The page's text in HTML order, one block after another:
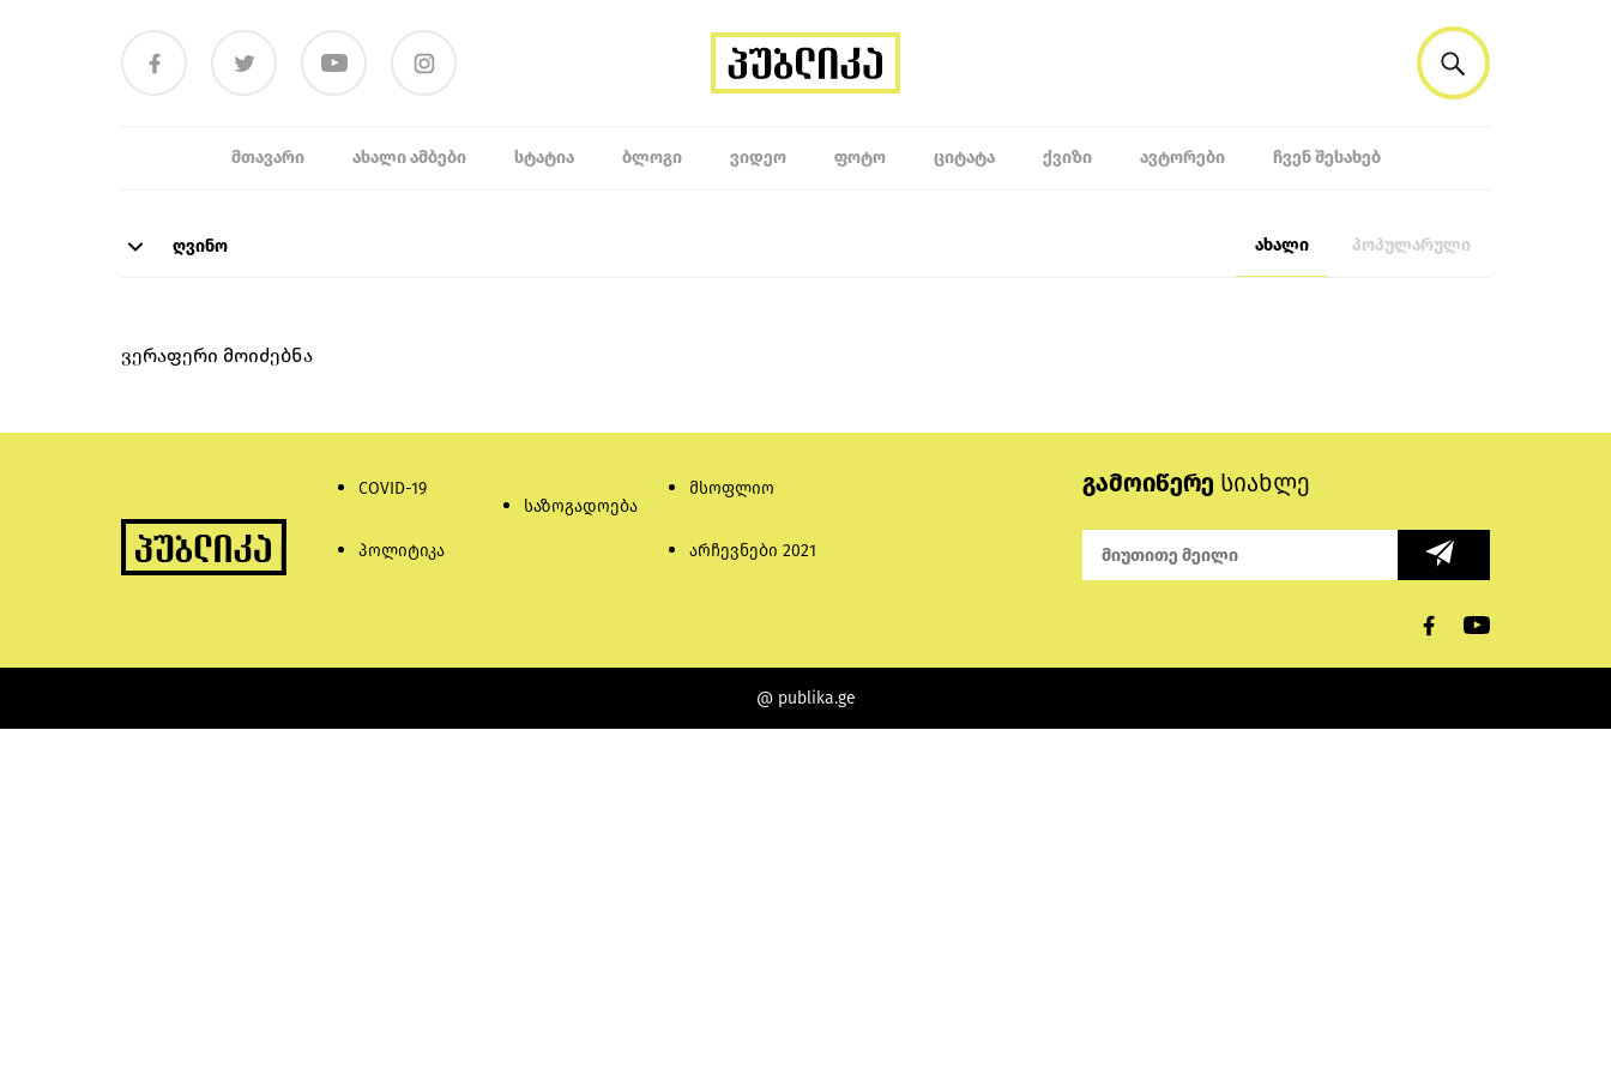
ᲛᲗᲐᲕᲐᲠᲘ ᲐᲮᲐᲚᲘ ᲐᲛᲑᲔᲑᲘ ᲡᲢᲐᲢᲘᲐ ᲑᲚᲝᲒᲘ ᲕᲘᲓᲔᲝ ᲤᲝᲢᲝ ᲪᲘᲢᲐᲢᲐ ᲥᲕᲘᲖᲘ ᲐᲕᲢᲝᲠᲔᲑᲘ ᲩᲕᲔᲜ ᲨᲔᲡᲐᲮᲔᲑ
ღვინო ახალი პოპულარული
ვერაფერი მოიძებნა
COVID-19
პოლიტიკა
საზოგადოება
მსოფლიო
არჩევნები 2021
გამოიწერე სიახლე
@ publika.ge